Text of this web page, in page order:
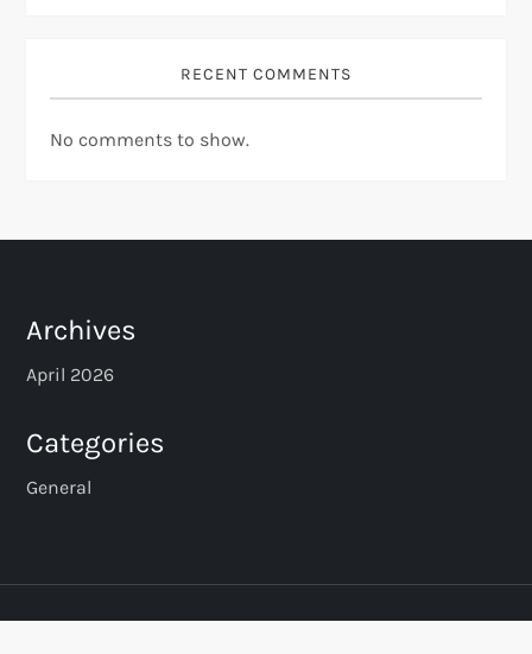
RECENT COMMENTS
No comments to show.
Archives
April 2026
Categories
General